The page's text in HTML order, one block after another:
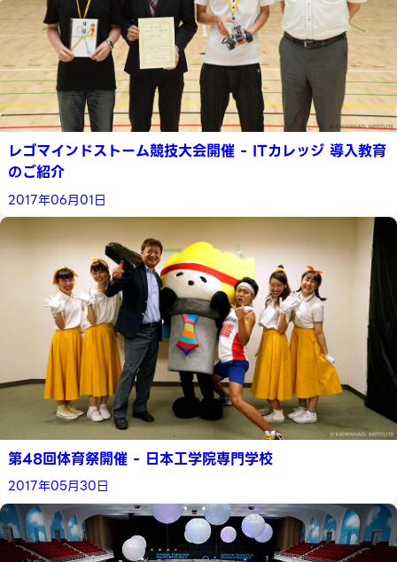
レゴマインドストーム競技大会開催 - ITカレッジ 導入教育
のご紹介
2017年06月01日
第48回体育祭開催 - 日本工学院専門学校
2017年05月30日